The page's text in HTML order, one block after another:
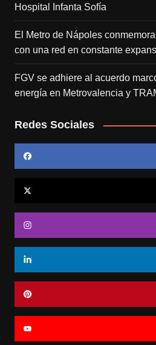
Hospital Infanta Sofía
El Metro de Nápoles
con una red en constante
FGV se adhiere al acuerdo
energía en Metrovalencia y
Redes Sociales